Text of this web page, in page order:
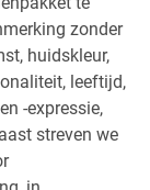
zonder
huidskleur,
leeftijd,
-expressie,
streven we